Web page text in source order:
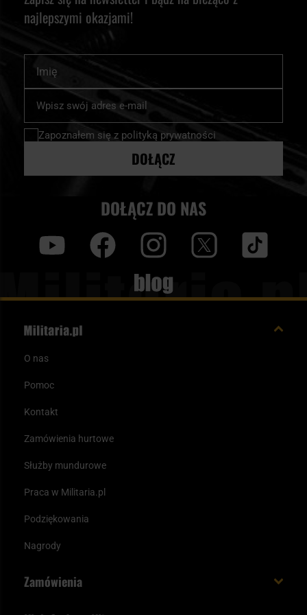
najlepszymi okazjami!
nasz
newsletter:
Zapoznałem się z polityką prywatności
DOŁĄCZ
DOŁĄCZ DO NAS
Blog
O nas
Pomoc
Kontakt
Zamówienia hurtowe
Służby mundurowe
Praca w Militaria.pl
Podziękowania
Nagrody
Zamówienia